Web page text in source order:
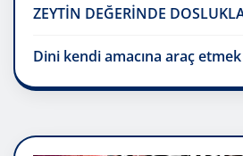
ZEYTİN DEĞERİNDE
Dini kendi amacına araç etmek